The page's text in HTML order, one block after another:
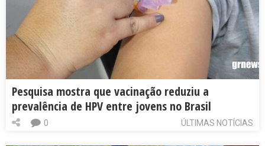
Pesquisa mostra que vacinação reduziu a
prevalência de HPV entre jovens no Brasil
ÚLTIMAS NOTÍCIAS
0